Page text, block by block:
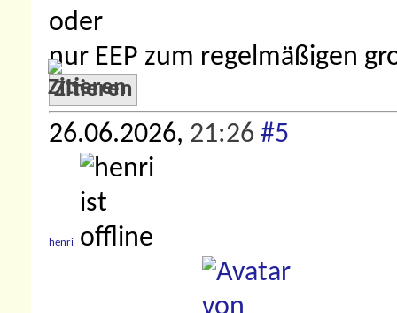
oder
nur EEP zum regelmäßigen
Zitieren
26.06.2026, 21:26 #5
henri